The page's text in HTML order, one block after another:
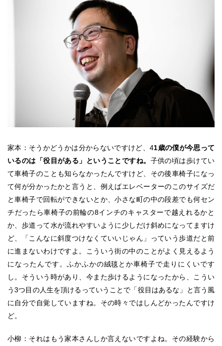
家本：そうかどうかは分からないですけど、41歳の僕が今思って
いるのは「役目がある」ということですね。 子供の頃は歩けてい
て車椅子のことも知らなかったんですけど、その後車椅子になっ
て何が分かったかと言うと、例えばエレベーターのこのサイズだ
と車椅子で回転ができないとか、小さな町の中の段差でも何セン
チだったら車椅子の前輪の8インチのキャスターで越えれるかと
か、歩道って水が流れやすいように少しだけ斜めになってますけ
ど、「こんなに斜度つけなくていいじゃん」っていう歩道だと前
に進まないわけですよ。こういう街の中のことがよく見えるよう
になったんです。ふかふかの絨毯とか車椅子で走りにくいです
し。そういう時があり、今また歩けるようになったから、こうい
う3つ目の人生を頂けるっていうことで「役目はあるな」と言う風
に自分で自覚していますね。その時々ではしんどかったんですけ
ど。
小柳：それはもう家本さんしか言えないですよね。その経験から